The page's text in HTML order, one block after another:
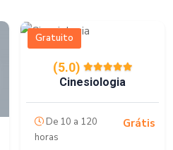
Gratuito
(5.0)
Cinesiologia
De 10 a 120
horas
Grátis